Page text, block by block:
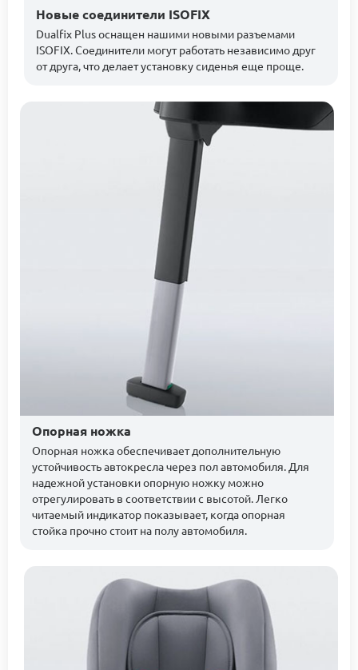
Новые соединители ISOFIX
Dualfix Plus оснащен нашими новыми разъемами
ISOFIX. Соединители могут работать независимо друг
от друга, что делает установку сиденья еще проще.
Опорная ножка
Опорная ножка обеспечивает дополнительную
устойчивость автокресла через пол автомобиля. Для
надежной установки опорную ножку можно
отрегулировать в соответствии с высотой. Легко
читаемый индикатор показывает, когда опорная
стойка прочно стоит на полу автомобиля.